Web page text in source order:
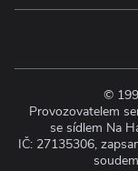
©
Provozovatelem
se sídlem Na
IČ: 27135306,